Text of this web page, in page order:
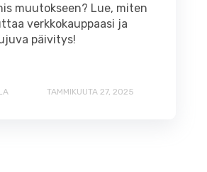
muutokseen? Lue, miten
verkkokauppaasi ja
päivitys!
TAMMIKUUTA 27, 2025